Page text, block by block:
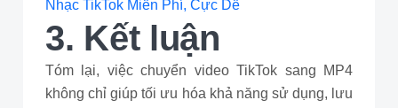
Nhạc TikTok Miễn Phí, Cực Dễ
3. Kết luận
Tóm lại, việc chuyển video TikTok sang MP4
không chỉ giúp tối ưu hóa khả năng sử dụng, lưu